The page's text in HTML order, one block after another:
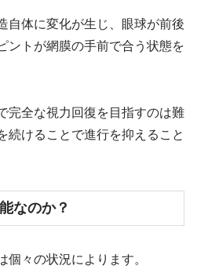
自体に変化が生じ、眼球が前後
ントが網膜の手前で合う状態を
完全な視力回復を目指すのは難
続けることで進行を抑えること
なのか？
々の状況によります。